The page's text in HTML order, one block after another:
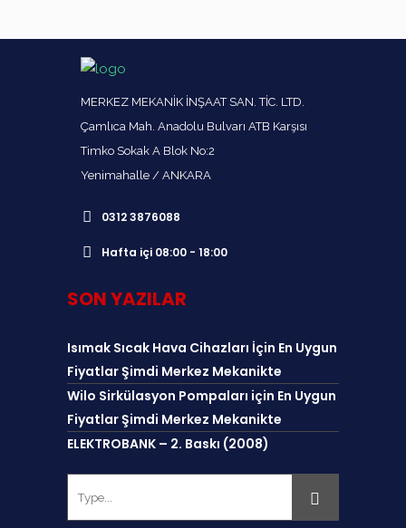
MERKEZ MEKANİK İNŞAAT SAN. TİC. LTD.
Çamlıca Mah. Anadolu Bulvarı ATB Karşısı
Timko Sokak A Blok No:2
Yenimahalle / ANKARA
0312 3876088
Hafta içi 08:00 - 18:00
SON YAZILAR
Isımak Sıcak Hava Cihazları İçin En Uygun
Fiyatlar Şimdi Merkez Mekanikte
Wilo Sirkülasyon Pompaları için En Uygun
Fiyatlar Şimdi Merkez Mekanikte
ELEKTROBANK – 2. Baskı (2008)